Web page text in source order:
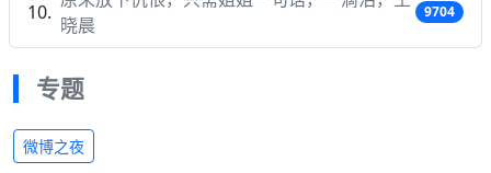
晓晨
9704
专题
微博之夜